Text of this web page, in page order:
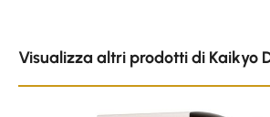
Visualizza altri prodotti di Kaikyo